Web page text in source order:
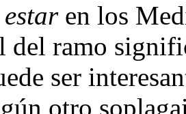
en los
del ramo
ser
otro